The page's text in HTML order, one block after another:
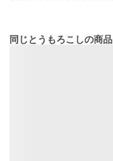
同じとうもろこしの商品